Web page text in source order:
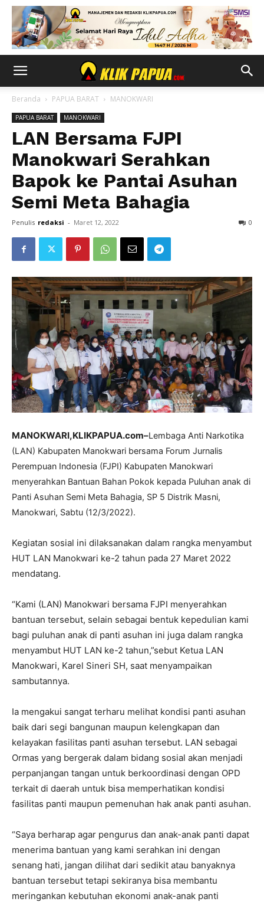
Beranda PAPUA BARAT MANOKWARI
PAPUA BARAT MANOKWARI
LAN Bersama FJPI
Manokwari Serahkan
Bapok ke Pantai Asuhan
Semi Meta Bahagia
Penulis redaksi - Maret 12, 2022 0
MANOKWARI,KLIKPAPUA.com–Lembaga Anti Narkotika
(LAN) Kabupaten Manokwari bersama Forum Jurnalis
Perempuan Indonesia (FJPI) Kabupaten Manokwari
menyerahkan Bantuan Bahan Pokok kepada Puluhan anak di
Panti Asuhan Semi Meta Bahagia, SP 5 Distrik Masni,
Manokwari, Sabtu (12/3/2022).
Kegiatan sosial ini dilaksanakan dalam rangka menyambut
HUT LAN Manokwari ke-2 tahun pada 27 Maret 2022
mendatang.
“Kami (LAN) Manokwari bersama FJPI menyerahkan
bantuan tersebut, selain sebagai bentuk kepedulian kami
bagi puluhan anak di panti asuhan ini juga dalam rangka
menyambut HUT LAN ke-2 tahun,”sebut Ketua LAN
Manokwari, Karel Sineri SH, saat menyampaikan
sambutannya.
Ia mengakui sangat terharu melihat kondisi panti asuhan
baik dari segi bangunan maupun kelengkapan dan
kelayakan fasilitas panti asuhan tersebut. LAN sebagai
Ormas yang bergerak dalam bidang sosial akan menjadi
perpanjangan tangan untuk berkoordinasi dengan OPD
terkait di daerah untuk bisa memperhatikan kondisi
fasilitas panti maupun pemenuhan hak anak panti asuhan.
“Saya berharap agar pengurus dan anak-anak panti dapat
menerima bantuan yang kami serahkan ini dengan
senang hati, jangan dilihat dari sedikit atau banyaknya
bantuan tersebut tetapi sekiranya bisa membantu
meringankan kebutuhan ekonomi anak-anak panti